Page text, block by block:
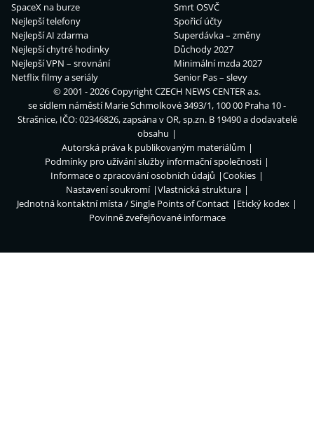
SpaceX na burze
Nejlepší telefony
Nejlepší AI zdarma
Nejlepší chytré hodinky
Nejlepší VPN – srovnání
Netflix filmy a seriály
Smrt OSVČ
Spořicí účty
Superdávka – změny
Důchody 2027
Minimální mzda 2027
Senior Pas – slevy
© 2001 - 2026 CopyrightCZECH NEWS CENTER a.s.
se sídlem náměstí Marie Schmolkové 3493/1, 100 00 Praha 10 -
Strašnice, IČO: 02346826, zapsána v OR, sp.zn. B 19490 a dodavatelé
obsahu
Autorská práva k publikovaným materiálům
Podmínky pro užívání služby informační společnosti
Informace o zpracování osobních údajů
Cookies
Nastavení soukromí
Vlastnická struktura
Jednotná kontaktní místa / Single Points of Contact
Etický kodex
Povinně zveřejňované informace